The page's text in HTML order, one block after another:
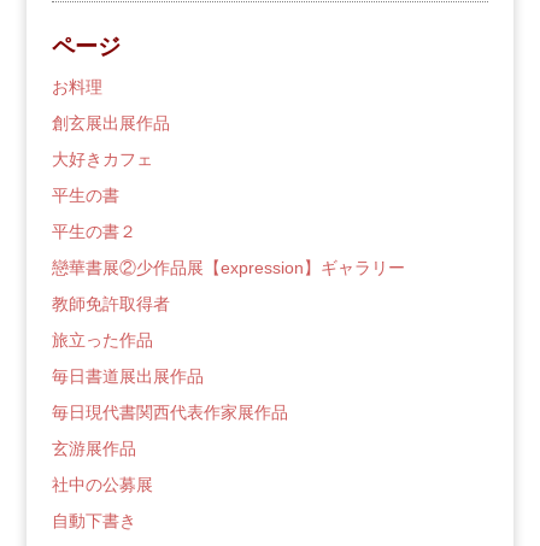
ロ
グ
ページ
お料理
創玄展出展作品
大好きカフェ
平生の書
平生の書２
戀華書展②少作品展【expression】ギャラリー
教師免許取得者
旅立った作品
毎日書道展出展作品
毎日現代書関西代表作家展作品
玄游展作品
社中の公募展
自動下書き